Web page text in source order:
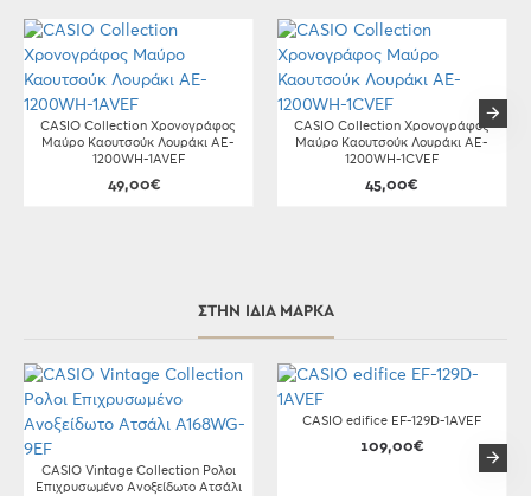
CASIO Collection Χρονογράφος
Μαύρο Καουτσούκ Λουράκι AE-
1200WH-1AVEF
49,00€
CASIO Collection Χρονογράφος
Μαύρο Καουτσούκ Λουράκι AE-
1200WH-1CVEF
45,00€
ΣΤΗΝ ΊΔΙΑ ΜΆΡΚΑ
CASIO Vintage Collection Ρολοι
Επιχρυσωμένο Ανοξείδωτο Ατσάλι
CASIO edifice EF-129D-1AVEF
109,00€